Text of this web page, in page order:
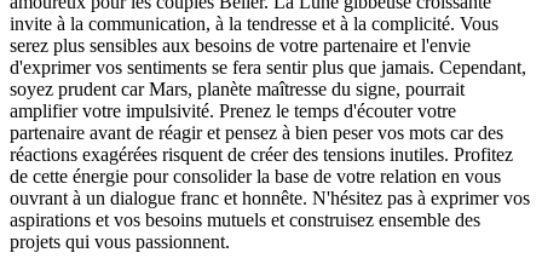
invite à la communication, à la tendresse et à la complicité. Vous
serez plus sensibles aux besoins de votre partenaire et l'envie
d'exprimer vos sentiments se fera sentir plus que jamais. Cependant,
soyez prudent car Mars, planète maîtresse du signe, pourrait
amplifier votre impulsivité. Prenez le temps d'écouter votre
partenaire avant de réagir et pensez à bien peser vos mots car des
réactions exagérées risquent de créer des tensions inutiles. Profitez
de cette énergie pour consolider la base de votre relation en vous
ouvrant à un dialogue franc et honnête. N'hésitez pas à exprimer vos
aspirations et vos besoins mutuels et construisez ensemble des
projets qui vous passionnent.